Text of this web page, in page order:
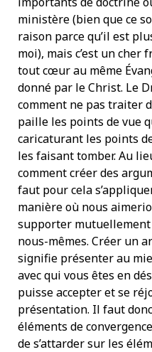
ministère (bien que ce
raison parce qu’il est
moi), mais c’est un cher
tout cœur au même
donné par le Christ. Le
comment ne pas traiter
paille les points de vue
caricaturant les points
les faisant tomber. Au
comment créer des
faut pour cela
manière où nous
supporter
nous-mêmes. Créer un
signifie présenter au
avec qui vous êtes en
puisse accepter et se
présentation. Il faut
éléments de
de s’attarder sur les